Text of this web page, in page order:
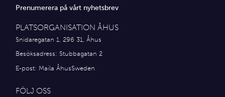
Prenumerera på vårt nyhetsbrev
PLATSORGANISATION ÅHUS
Snidaregatan 1, 296 31, Åhus
Besöksadress: Stubbagatan 2
E-post: Maila ÅhusSweden
FÖLJ OSS